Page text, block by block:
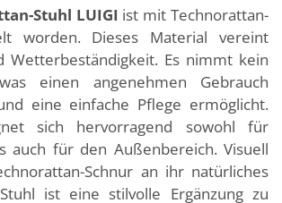
Stuhl LUIGI ist mit Technorattan-
worden. Dieses Material vereint
Wetterbeständigkeit. Es nimmt kein
einen angenehmen Gebrauch
eine einfache Pflege ermöglicht.
sich hervorragend sowohl für
auch für den Außenbereich. Visuell
Schnur an ihr natürliches
ist eine stilvolle Ergänzung zu